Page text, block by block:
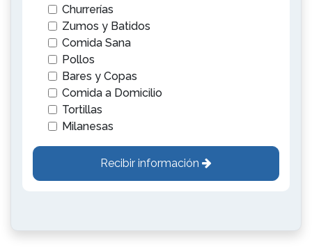
Churrerías
Zumos y Batidos
Comida Sana
Pollos
Bares y Copas
Comida a Domicilio
Tortillas
Milanesas
Recibir información